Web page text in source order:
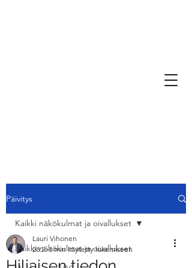
Päivitys
Kaikki näkökulmat ja oivallukset
Kaikki näkökulmat ja oivallukset
Lauri Vihonen
28.2. 3 min käytetty lukemiseen